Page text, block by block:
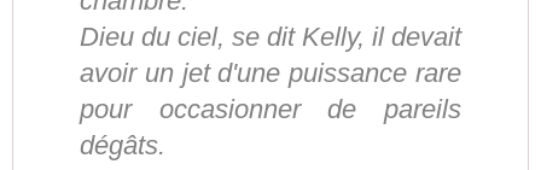
Dieu du ciel, se dit Kelly, il devait
avoir un jet d'une puissance rare
pour occasionner de pareils
dégâts.